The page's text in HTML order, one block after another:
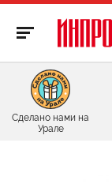
Сделано нами на
Урале